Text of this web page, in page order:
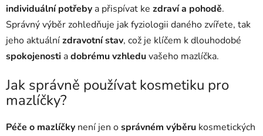
individuální potřeby a přispívat ke zdraví a pohodě.
Správný výběr zohledňuje jak fyziologii daného zvířete, tak
jeho aktuálnízdravotní stav, což je klíčem k dlouhodobé
spokojenosti adobrému vzhleduvašeho mazlíčka.
Jak správně používat kosmetiku pro
mazlíčky?
Péče o mazlíčky není jen osprávném výběru kosmetických